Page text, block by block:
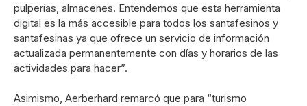
pulperías, almacenes. Entendemos que esta herramienta
digital es la más accesible para todos los santafesinos y
santafesinas ya que ofrece un servicio de información
actualizada permanentemente con días y horarios de las
actividades para hacer”.
Asimismo, Aerberhard remarcó que para “turismo